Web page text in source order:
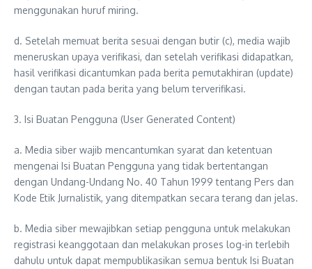
menggunakan huruf miring.
d. Setelah memuat berita sesuai dengan butir (c), media wajib
meneruskan upaya verifikasi, dan setelah verifikasi didapatkan,
hasil verifikasi dicantumkan pada berita pemutakhiran (update)
dengan tautan pada berita yang belum terverifikasi.
3. Isi Buatan Pengguna (User Generated Content)
a. Media siber wajib mencantumkan syarat dan ketentuan
mengenai Isi Buatan Pengguna yang tidak bertentangan
dengan Undang-Undang No. 40 Tahun 1999 tentang Pers dan
Kode Etik Jurnalistik, yang ditempatkan secara terang dan jelas.
b. Media siber mewajibkan setiap pengguna untuk melakukan
registrasi keanggotaan dan melakukan proses log-in terlebih
dahulu untuk dapat mempublikasikan semua bentuk Isi Buatan